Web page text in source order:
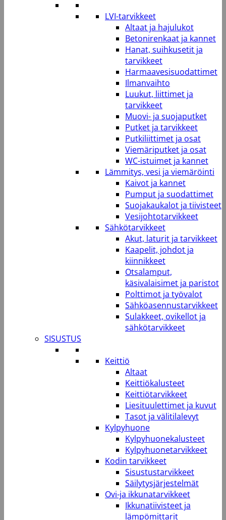
LVI-tarvikkeet
Altaat ja hajulukot
Betonirenkaat ja kannet
Hanat, suihkusetit ja
tarvikkeet
Harmaavesisuodattimet
Ilmanvaihto
Luukut, liittimet ja
tarvikkeet
Muovi- ja suojaputket
Putket ja tarvikkeet
Putkiliittimet ja osat
Viemäriputket ja osat
WC-istuimet ja kannet
Lämmitys, vesi ja viemäröinti
Kaivot ja kannet
Pumput ja suodattimet
Suojakaukalot ja tiivisteet
Vesijohtotarvikkeet
Sähkötarvikkeet
Akut, laturit ja tarvikkeet
Kaapelit, johdot ja
kiinnikkeet
Otsalamput,
käsivalaisimet ja paristot
Polttimot ja työvalot
Sähköasennustarvikkeet
Sulakkeet, ovikellot ja
sähkötarvikkeet
SISUSTUS
Keittiö
Altaat
Keittiökalusteet
Keittiötarvikkeet
Liesituulettimet ja kuvut
Tasot ja välitilalevyt
Kylpyhuone
Kylpyhuonekalusteet
Kylpyhuonetarvikkeet
Kodin tarvikkeet
Sisustustarvikkeet
Säilytysjärjestelmät
Ovi-ja ikkunatarvikkeet
Ikkunatiivisteet ja
lämpömittarit